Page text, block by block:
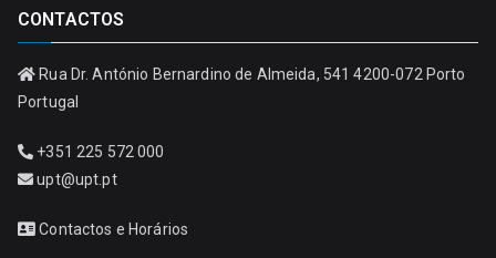
CONTACTOS
Rua Dr. António Bernardino de Almeida, 541 4200-072 Porto
Portugal
+351 225 572 000
upt@upt.pt
Contactos e Horários